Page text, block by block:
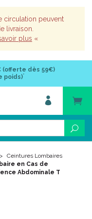
circulation peuvent
livraison.
plus «
(offerte dès 59€)
poids)*
Ceintures Lombaires
en Cas de
Abdominale T